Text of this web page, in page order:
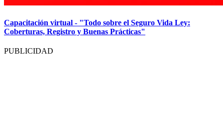
Capacitación virtual - "Todo sobre el Seguro Vida Ley:
Coberturas, Registro y Buenas Prácticas"
PUBLICIDAD